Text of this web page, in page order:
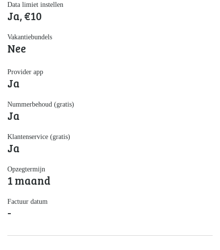
Data limiet instellen
Ja, €10
Vakantiebundels
Nee
Provider app
Ja
Nummerbehoud (gratis)
Ja
Klantenservice (gratis)
Ja
Opzegtermijn
1 maand
Factuur datum
-